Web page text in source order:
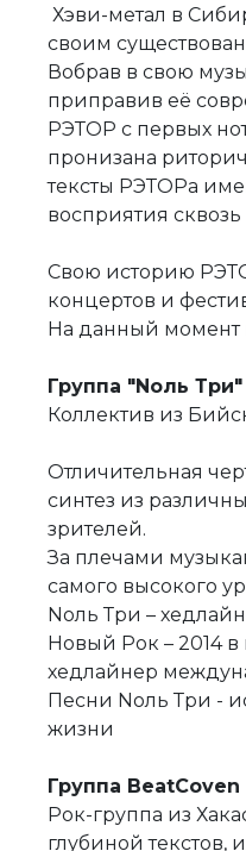
Хэви-метал в
своим
Вобрав в свою
приправив её
РЭТОР с первых
пронизана
тексты РЭТОРа
восприятия
Свою историю
концертов и
На данный момент
Группа "Nоль Три"
Коллектив из
Отличительная
синтез из
зрителей.
За плечами
самого высокого
Nоль Три –
Новый Рок – 2014 в
хедлайнер
Песни Nоль Три -
жизни
Группа BeatCoven
Рок-группа из
глубиной текстов,